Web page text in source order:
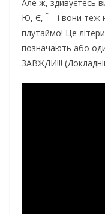
Але ж, здивуєтесь
Ю, Є, Ї – і вони теж
плутаймо! Це літери,
позначають або
ЗАВЖДИ!!!